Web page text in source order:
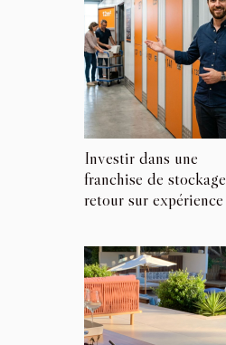
Investir dans une
franchise de
retour sur expérience